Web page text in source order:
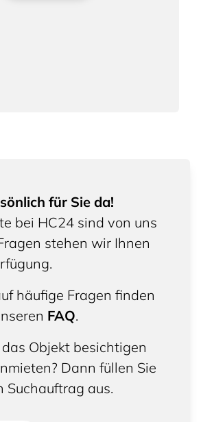
für Sie da!
bei HC24 sind von uns
stehen wir Ihnen
häufige Fragen finden
FAQ.
Objekt besichtigen
Dann füllen Sie
Suchauftrag aus.